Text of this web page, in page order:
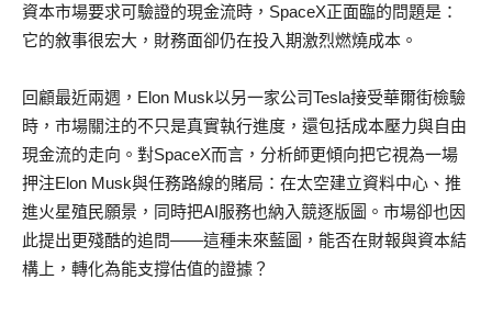
資本市場要求可驗證的現金流時，SpaceX正面臨的問題是：
它的敘事很宏大，財務面卻仍在投入期激烈燃燒成本。
回顧最近兩週，Elon Musk以另一家公司Tesla接受華爾街檢驗
時，市場關注的不只是真實執行進度，還包括成本壓力與自由
現金流的走向。對SpaceX而言，分析師更傾向把它視為一場
押注Elon Musk與任務路線的賭局：在太空建立資料中心、推
進火星殖民願景，同時把AI服務也納入競逐版圖。市場卻也因
此提出更殘酷的追問——這種未來藍圖，能否在財報與資本結
構上，轉化為能支撐估值的證據？